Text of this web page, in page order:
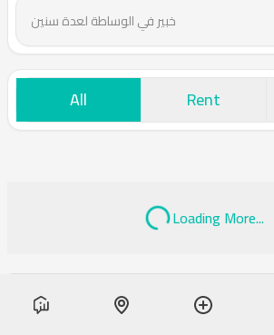
خبير في الوساطة لعدة سنين
All Rent
Loading More...